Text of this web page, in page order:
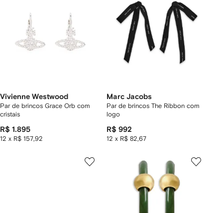
Vivienne Westwood
Par de brincos Grace Orb com
cristais
R$ 1.895
12 x R$ 157,92
Marc Jacobs
Par de brincos The Ribbon com
logo
R$ 992
12 x R$ 82,67